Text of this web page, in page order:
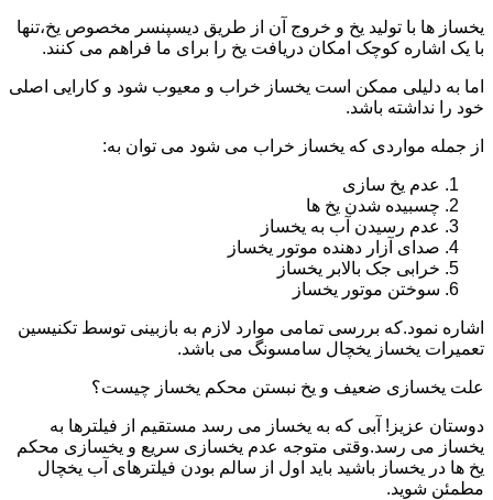
یخساز ها با تولید یخ و خروج آن از طریق دیسپنسر مخصوص یخ،تنها
با یک اشاره کوچک امکان دریافت یخ را برای ما فراهم می کنند.
اما به دلیلی ممکن است یخساز خراب و معیوب شود و کارایی اصلی
خود را نداشته باشد.
از جمله مواردی که یخساز خراب می شود می توان به:
عدم یخ سازی
چسبیده شدن یخ ها
عدم رسیدن آب به یخساز
صدای آزار دهنده موتور یخساز
خرابی جک بالابر یخساز
سوختن موتور یخساز
اشاره نمود.که بررسی تمامی موارد لازم به بازبینی توسط تکنیسین
تعمیرات یخساز یخچال سامسونگ می باشد.
علت یخسازی ضعیف و یخ نبستن محکم یخساز چیست؟
دوستان عزیز! آبی که به یخساز می رسد مستقیم از فیلترها به
یخساز می رسد.وقتی متوجه عدم یخسازی سریع و یخسازی محکم
یخ ها در یخساز باشید باید اول از سالم بودن فیلترهای آب یخچال
مطمئن شوید.